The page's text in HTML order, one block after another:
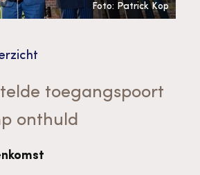
voor
toegangspoort
onthuld
Foto: Patrick Kop